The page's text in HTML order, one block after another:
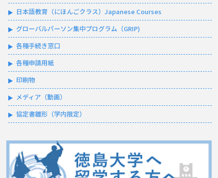
日本語教育（にほんごクラス）Japanese Courses
グローバルパーソン集中プログラム（GRIP)
各種手続き窓口
各種申請用紙
印刷物
メディア（動画）
協定書雛形（学内限定）